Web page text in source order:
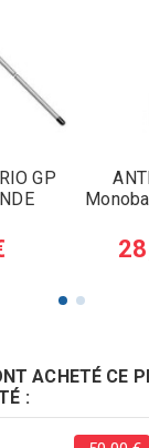
GP
ACHETÉ CE
: